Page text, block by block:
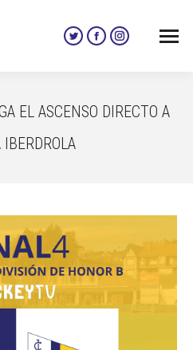
Twitter
in
new
window
Facebook
in
new
Instagram
in
new
EL ASCENSO DIRECTO A